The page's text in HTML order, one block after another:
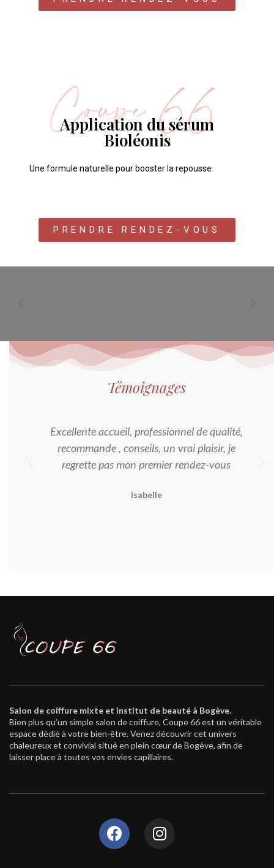
Application du sérum
Bioléonis
Une formule naturelle pour booster la repousse
PRENDRE RENDEZ-VOUS
Témoignages
Excellente accueil, professionnel de qualité,
recommande , conseils, un vrai plaisir, je
regrette pas mon premier rendez-vous
Isabelle
Salon de coiffure mixte et institut de beauté à Bogève.
Bien plus qu’un simple salon de coiffure, Coupe 66 est un véritable
espace dédié à votre bien-être. Venez découvrir cet univers
chaleureux et convivial situé en plein cœur de Bogève, afin de
laisser place à toutes vos envies capillaires.